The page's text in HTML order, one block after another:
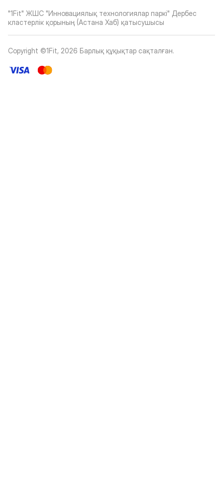
"1Fit" ЖШС "Инновациялық технологиялар паркі" Дербес
кластерлік қорының (Астана Хаб) қатысушысы
Copyright ©1Fit, 2026 Барлық құқықтар сақталған.